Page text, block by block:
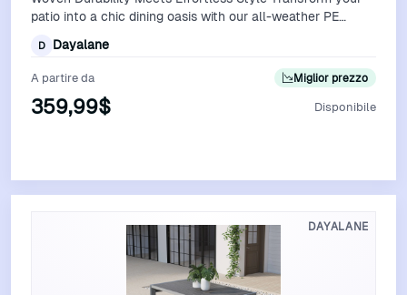
patio into a chic dining oasis with our all-weather PE
D Dayalane
A partire da
359,99$
Miglior prezzo
Disponibile
DAYALANE